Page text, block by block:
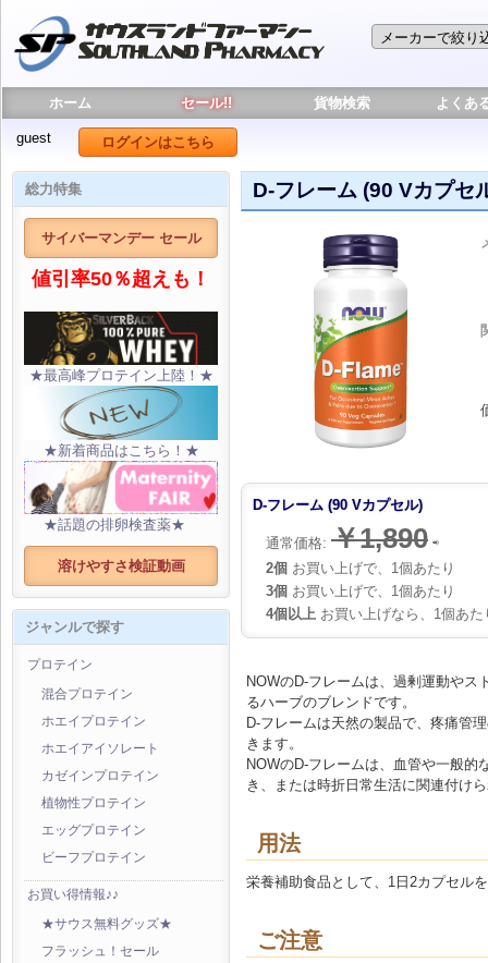
ホーム セール!! 貨物検索 よくあ
guest ログインはこちら
総力特集
サイバーマンデー セール
値引率50％超えも！
★最高峰プロテイン上陸！★
★新着商品はこちら！★
★話題の排卵検査薬★
溶けやすさ検証動画
ジャンルで探す
プロテイン
混合プロテイン
ホエイプロテイン
ホエイアイソレート
カゼインプロテイン
植物性プロテイン
エッグプロテイン
ビーフプロテイン
お買い得情報♪♪
★サウス無料グッズ★
フラッシュ！セール
D-フレーム (90 Vカプセ
D-フレーム (90 Vカプセル)
通常価格: ￥1,890 ⇨
2個 お買い上げで、1個あたり
3個 お買い上げで、1個あたり
4個以上 お買い上げなら、1個あた
NOWのD-フレームは、過剰運動や
るハーブのブレンドです。
D-フレームは天然の製品で、疼痛管
きます。
NOWのD-フレームは、血管や一般
き、または時折日常生活に関連付け
用法
栄養補助食品として、1日2カプセル
ご注意